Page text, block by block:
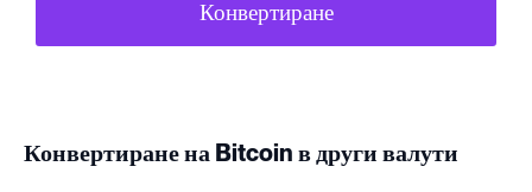
Конвертиране
Конвертиране на Bitcoin в други валути